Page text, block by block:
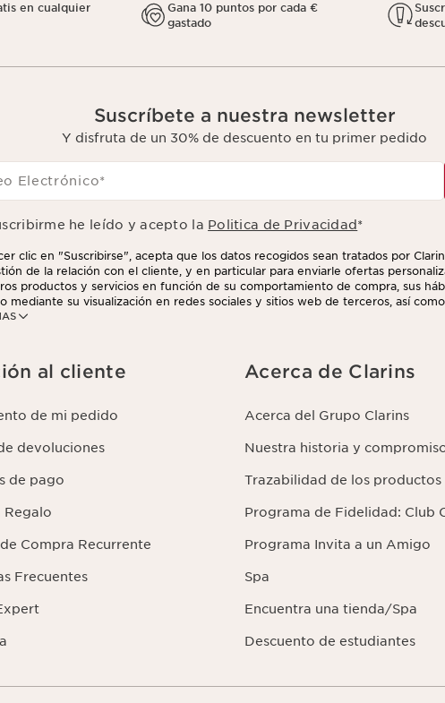
en cualquier
Gana 10 puntos por cada €
gastado
Suscríbete a nuestra newsletter
Y disfruta de un 30% de descuento en tu primer pedido
Electrónico*
he leído y acepto la Politica de Privacidad*
clic en "Suscribirse", acepta que los datos recogidos sean tratados por
de la relación con el cliente, y en particular para enviarle ofertas
productos y servicios en función de su comportamiento de compra, sus
mediante su visualización en redes sociales y sitios web de terceros, así
Puede retirar su consentimiento en cualquier momento haciendo click en
al cliente
de mi pedido
devoluciones
de pago
Regalo
Compra Recurrente
Frecuentes
Acerca de Clarins
Acerca del Grupo Clarins
Nuestra historia y
Trazabilidad de los productos
Programa de Fidelidad: Club
Programa Invita a un Amigo
Spa
Encuentra una tienda/Spa
Descuento de estudiantes